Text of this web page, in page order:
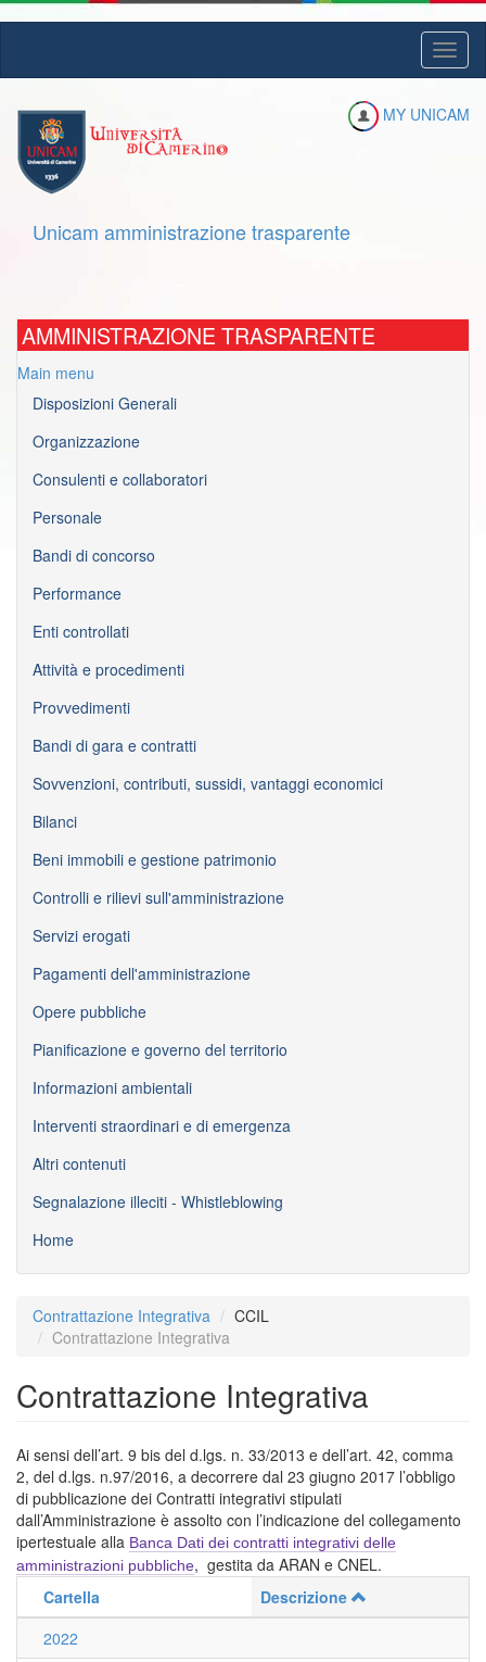
contenuto
Unicam amministrazione trasparente
MY UNICAM
AMMINISTRAZIONE TRASPARENTE
Main menu
Disposizioni Generali
Organizzazione
Consulenti e collaboratori
Personale
Bandi di concorso
Performance
Enti controllati
Attività e procedimenti
Provvedimenti
Bandi di gara e contratti
Sovvenzioni, contributi, sussidi, vantaggi economici
Bilanci
Beni immobili e gestione patrimonio
Controlli e rilievi sull'amministrazione
Servizi erogati
Pagamenti dell'amministrazione
Opere pubbliche
Pianificazione e governo del territorio
Informazioni ambientali
Interventi straordinari e di emergenza
Altri contenuti
Segnalazione illeciti - Whistleblowing
Home
Contrattazione Integrativa
CCIL
Contrattazione Integrativa
Contrattazione Integrativa
Ai sensi dell’art. 9 bis del d.lgs. n. 33/2013 e dell’art. 42, comma
2, del d.lgs. n.97/2016, a decorrere dal 23 giugno 2017 l’obbligo
di pubblicazione dei Contratti integrativi stipulati
dall’Amministrazione è assolto con l’indicazione del collegamento
ipertestuale alla Banca Dati dei contratti integrativi delle
amministrazioni pubbliche, gestita da ARAN e CNEL.
Cartella
Descrizione
2022